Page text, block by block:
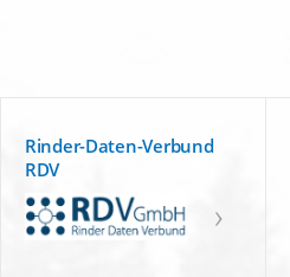
Rinder-Daten-Verbund
RDV